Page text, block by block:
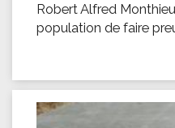
Robert Alfred
population de faire